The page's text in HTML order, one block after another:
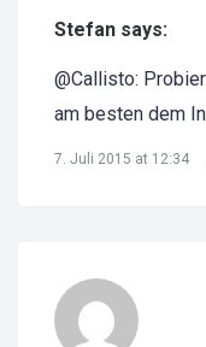
Stefan says:
@Callisto:
am besten dem
7. Juli 2015 at 12:34